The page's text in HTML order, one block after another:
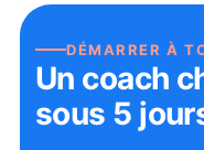
DÉMARRER À
Un coach
sous 5